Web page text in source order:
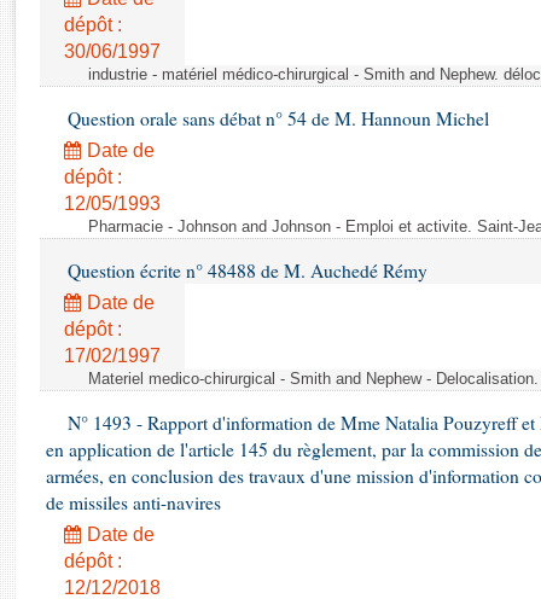
Rapports d'enquête
Rapports législatifs
Dossiers législatifs
Budget et sécurité sociale
Questions écrites et orales
dépôt :
30/06/1997
industrie - matériel médico-chirurgical - Smith and Nephew.
Question orale sans débat n° 54 de M. Hannoun Michel
Date de
dépôt :
12/05/1993
Pharmacie - Johnson and Johnson - Emploi et activite. Saint-
Question écrite n° 48488 de M. Auchedé Rémy
Date de
dépôt :
17/02/1997
Materiel medico-chirurgical - Smith and Nephew -
N° 1493 - Rapport d'information de Mme Natalia Pouzyreff
en application de l'article 145 du règlement, par la commission
armées, en conclusion des travaux d'une mission d'information
de missiles anti-navires
Date de
dépôt :
12/12/2018